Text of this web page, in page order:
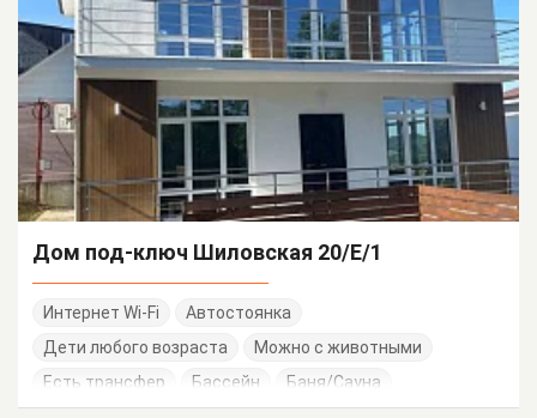
Дом под-ключ Шиловская 20/Е/1
Интернет Wi-Fi
Автостоянка
Дети любого возраста
Можно с животными
Есть трансфер
Бассейн Баня/Сауна